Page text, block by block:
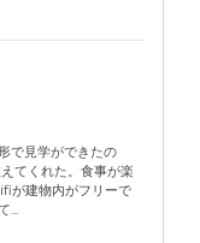
で見学ができたの
てくれた。食事が楽
が建物内がフリーで
...